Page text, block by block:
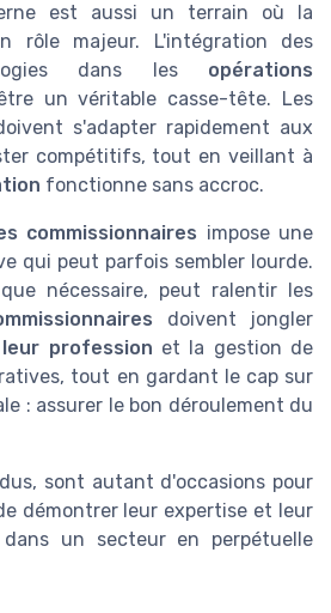
est aussi un terrain où la
rôle majeur. L'intégration des
dans les opérations
un véritable casse-tête. Les
s'adapter rapidement aux
compétitifs, tout en veillant à
fonctionne sans accroc.
commissionnaires impose une
qui peut parfois sembler lourde.
nécessaire, peut ralentir les
doivent jongler
profession et la gestion de
tout en gardant le cap sur
: assurer le bon déroulement du
sont autant d'occasions pour
démontrer leur expertise et leur
un secteur en perpétuelle